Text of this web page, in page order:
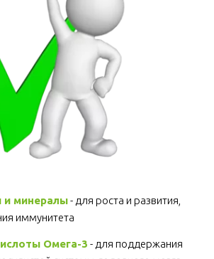
и минералы - для роста и развития,
иммунитета
Омега-3 - для поддержания